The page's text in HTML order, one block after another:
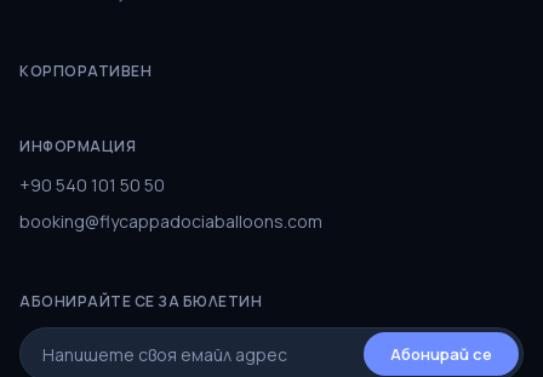
КОРПОРАТИВЕН
ИНФОРМАЦИЯ
+90 540 101 50 50
booking@flycappadociaballoons.com
АБОНИРАЙТЕ СЕ ЗА БЮЛЕТИН
Абонирай се